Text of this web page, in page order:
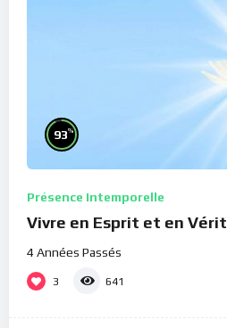
93%
Présence Intemporelle
Vivre en Esprit et en
4 Années Passés
3 641